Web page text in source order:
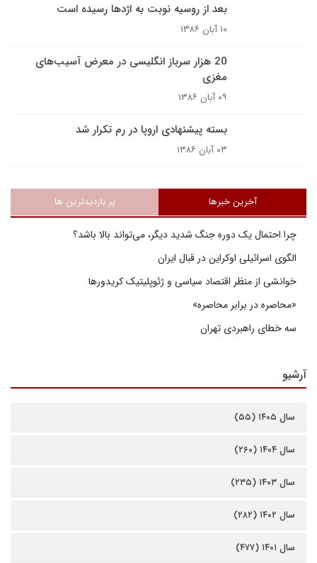
بعد از روسیه نوبت به اژدها رسیده است
۱۰ آبان ۱۳۸۶
20 هزار سرباز انگليسى در معرض آسيب‌هاى
مغزى
۰۹ آبان ۱۳۸۶
بسته پیشنهادی اروپا در رم تکرار شد
۰۳ آبان ۱۳۸۶
آخرین خبرها پر بازدیدترین ها
چرا احتمال یک دوره جنگ شدید دیگر، می‌تواند بالا باشد؟
الگوی اسرائیلی اوکراین در قبال ایران
خوانشی از منظر اقتصاد سیاسی و ژئوپلیتیک کریدورها
«محاصره در برابر محاصره»
سه خطای راهبردی تهران
آرشیو
سال ۱۴۰۵ (۵۵)
سال ۱۴۰۴ (۲۶۰)
سال ۱۴۰۳ (۲۳۵)
سال ۱۴۰۲ (۲۸۲)
سال ۱۴۰۱ (۴۷۷)